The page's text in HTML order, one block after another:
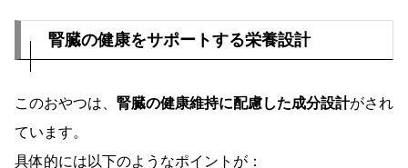
腎臓の健康をサポートする栄養設計
このおやつは、 腎臓の健康維持に配慮した成分設計がされ
ています。
具体的には以下のようなポイントが：